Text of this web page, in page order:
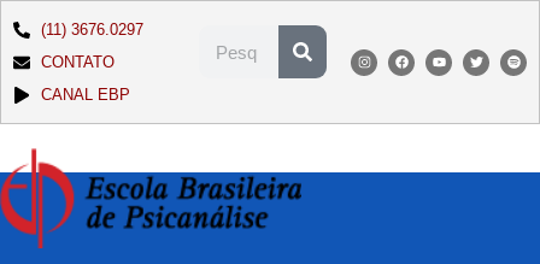
(11) 3676.0297
CONTATO
CANAL EBP